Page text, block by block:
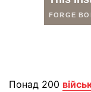
Понад 200